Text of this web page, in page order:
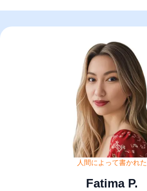
人間によって書かれた
Fatima P.